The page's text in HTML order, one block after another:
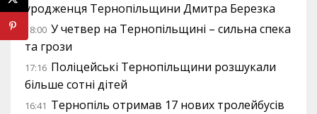
уродженця Тернопільщини Дмитра Березка
18:00 У четвер на Тернопільщині – сильна спека
та грози
17:16 Поліцейські Тернопільщини розшукали
більше сотні дітей
16:41 Тернопіль отримав 17 нових тролейбусів